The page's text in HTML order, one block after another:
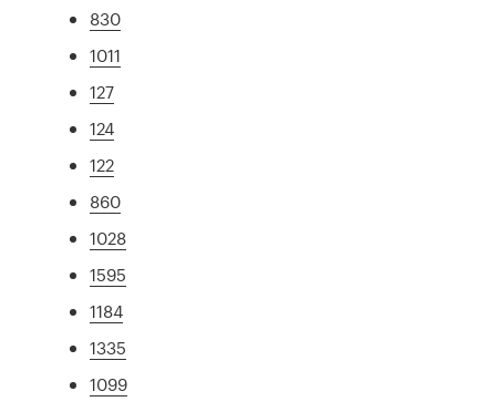
830
1011
127
124
122
860
1028
1595
1184
1335
1099